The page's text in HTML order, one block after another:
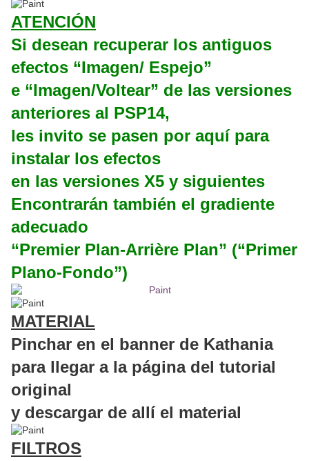
ATENCIÓN
Si desean recuperar los antiguos
efectos “Imagen/ Espejo”
e “Imagen/Voltear” de las versiones
anteriores al PSP14,
les invito se pasen por aquí para
instalar los efectos
en las versiones X5 y siguientes
Encontrarán también el gradiente
adecuado
“Premier Plan-Arrière Plan” (“Primer
Plano-Fondo”)
MATERIAL
Pinchar en el banner de Kathania
para llegar a la página del tutorial
original
y descargar de allí el material
FILTROS